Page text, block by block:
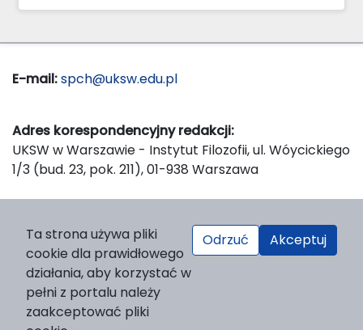
E-mail:spch@uksw.edu.pl
Adres korespondencyjny redakcji:
UKSW w Warszawie - Instytut Filozofii, ul. Wóycickiego
1/3 (bud. 23, pok. 211), 01-938 Warszawa
Wydawnictwo Naukowe UKSW, ul. Dewajtis 5, domek
nr 2, 01-815 Warszawa
Strona WWW Wydawnictwa
e-mail: wydawnictwo@uksw.edu.pl
Ta strona używa pliki
cookie dla prawidłowego
działania, aby korzystać w
pełni z portalu należy
zaakceptować pliki
Odrzuć Akceptuj